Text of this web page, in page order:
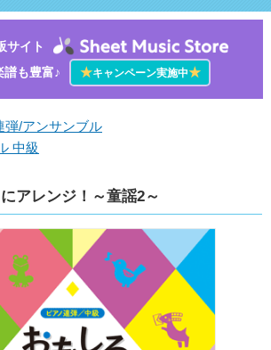
サイト
譜も豊富♪
★キャンペーン実施中★
弾/アンサンブル
中級
アレンジ！～童謡2～